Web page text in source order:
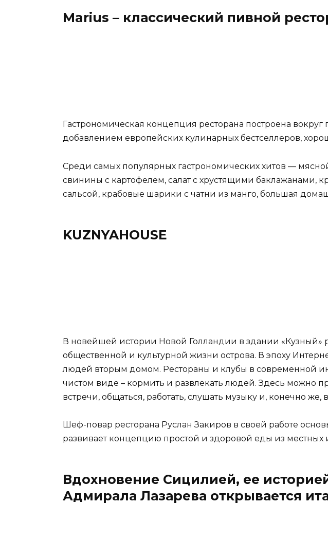
Marius – классический пивной
Гастрономическая концепция ресторана построена
добавлением европейских кулинарных бестселлеров,
Среди самых популярных гастрономических хитов —
свинины с картофелем, салат с хрустящими баклажанами,
сальсой, крабовые шарики с чатни из манго, большая
KUZNYAHOUSE
В новейшей истории Новой Голландии в здании «Кузный»
общественной и культурной жизни острова. В эпоху
людей вторым домом. Рестораны и клубы в современной
чистом виде – кормить и развлекать людей. Здесь можно
встречи, общаться, работать, слушать музыку и, конечно же,
Шеф-повар ресторана Руслан Закиров в своей работе
развивает концепцию простой и здоровой еды из местных
Вдохновение Сицилией, ее
Адмирала Лазарева открывается